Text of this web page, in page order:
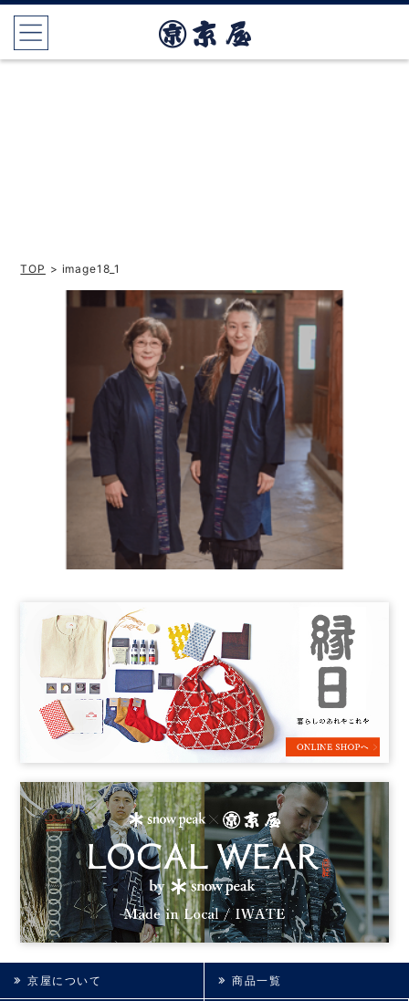
TOP > image18_1
京屋について 商品一覧